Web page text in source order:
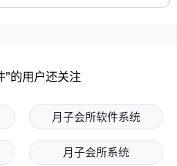
"的用户还关注
月子会所软件系统
月子会所系统